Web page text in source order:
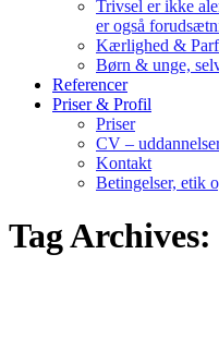
Trivsel er ikke
er også
Kærlighed &
Børn & unge,
Referencer
Priser & Profil
Priser
CV –
Kontakt
Betingelser, etik
Tag